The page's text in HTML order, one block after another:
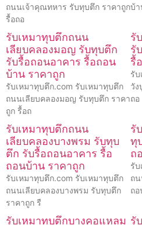
ถนนเจ้าคุณทหาร รับทุบตึก ราคาถูก
รื้อถอ
บ้า
รับเหมาทุบตึกถนน
เลียบคลองมอญ รับทุบตึก
รับรื้อถอนอาคาร รื้อถอน
บ้าน ราคาถูก
รับเหมาทุบตึก.com รับเหมาทุบตึก
ถนนเลียบคลองมอญ รับทุบตึก ราคา
ถูก รื้อถ
รั
รั
รื้
รั
วั
ถอ
รับเหมาทุบตึกถนน
เลียบคลองบางพรม รับทุบ
ตึก รับรื้อถอนอาคาร รื้อ
ถอนบ้าน ราคาถูก
รับเหมาทุบตึก.com รับเหมาทุบตึก
ถนนเลียบคลองบางพรม รับทุบตึก
ราคาถูก รื
รั
ทุ
ถ
รั
ถ
ถ
รับเหมาทุบตึกบางคอแหลม รั